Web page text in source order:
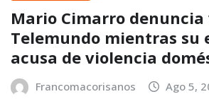
Mario Cimarro denuncia
Telemundo mientras su
acusa de violencia
Francomacorisanos Ago 5,